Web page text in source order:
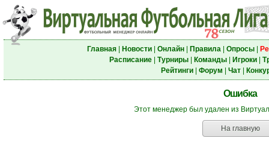
Главная| Новости| Онлайн| Правила| Опросы|
Расписание| Турниры| Команды| Игроки|
Рейтинги| Форум Чат|
Ошибка
Этот менеджер был удален из
На главную